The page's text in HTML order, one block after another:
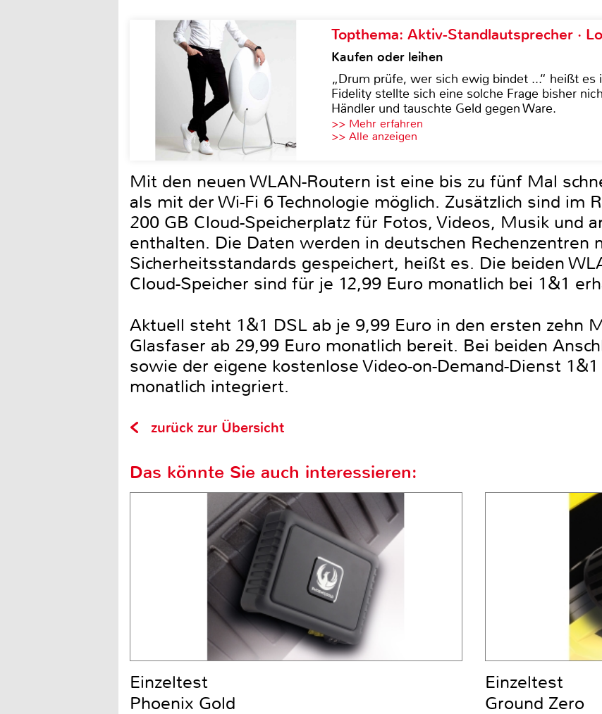
Topthema: Aktiv-Standlautsprecher ·
Kaufen oder leihen
„Drum prüfe, wer sich ewig bindet ...“ heißt es
Fidelity stellte sich eine solche Frage bisher
Händler und tauschte Geld gegen Ware.
>> Mehr erfahren
>> Alle anzeigen
Mit den neuen WLAN-Routern ist eine bis zu fünf Mal
als mit der Wi-Fi 6 Technologie möglich. Zusätzlich sind im
200 GB Cloud-Speicherplatz für Fotos, Videos, Musik und
enthalten. Die Daten werden in deutschen Rechenzentren
Sicherheitsstandards gespeichert, heißt es. Die beiden
Cloud-Speicher sind für je 12,99 Euro monatlich bei 1&1
Aktuell steht 1&1 DSL ab je 9,99 Euro in den ersten zehn
Glasfaser ab 29,99 Euro monatlich bereit. Bei beiden
sowie der eigene kostenlose Video-on-Demand-Dienst
monatlich integriert.
zurück zur Übersicht
Das könnte Sie auch interessieren:
Einzeltest
Phoenix Gold
Einzeltest
Ground Zero